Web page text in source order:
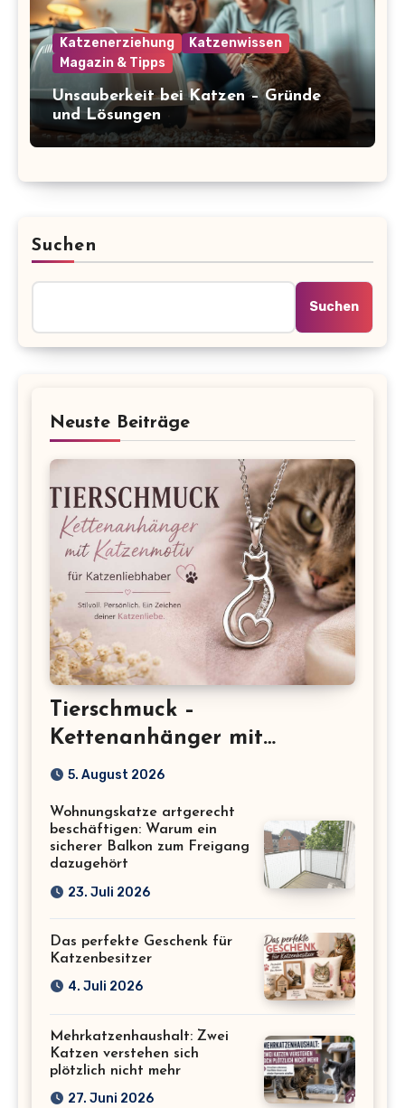
Katzenerziehung
Katzenwissen
Magazin & Tipps
Unsauberkeit bei Katzen – Gründe
und Lösungen
Suchen
Suchen
Neuste Beiträge
Tierschmuck –
Kettenanhänger mit
Katzenmotiv für
5. August 2026
Wohnungskatze artgerecht
beschäftigen: Warum ein
sicherer Balkon zum Freigang
dazugehört
23. Juli 2026
Das perfekte Geschenk für
Katzenbesitzer
4. Juli 2026
Mehrkatzenhaushalt: Zwei
Katzen verstehen sich
plötzlich nicht mehr
27. Juni 2026